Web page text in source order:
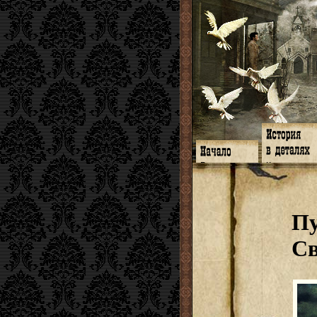
Главная
Программа
Форум
Facebook
Гостевая
Книги
Галереи
Музыка
Видео
Субтитры
Заметки
Мысли
Откровение
Истоки